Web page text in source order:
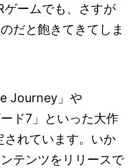
ゲームでも、さすが
だと飽きてきてしま
Journey」や
ド7」といった大作
されています。いか
テンツをリリースで